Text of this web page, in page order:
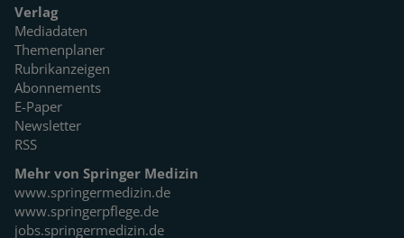
Verlag
Mediadaten
Themenplaner
Rubrikanzeigen
Abonnements
E-Paper
Newsletter
RSS
Mehr von Springer Medizin
www.springermedizin.de
www.springerpflege.de
jobs.springermedizin.de